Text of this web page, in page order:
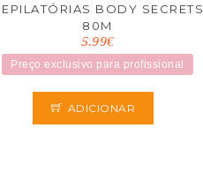
BODY SECRETS
80M
5.99€
Preço exclusivo para profissional
ADICIONAR